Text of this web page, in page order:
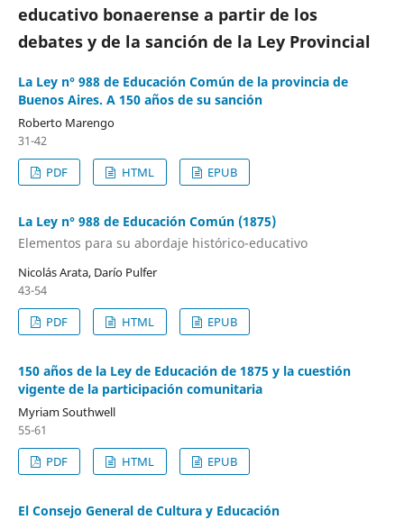
educativo bonaerense a partir de los
debates y de la sanción de la Ley Provincial
La Ley n° 988 de Educación Común de la provincia de
Buenos Aires. A 150 años de su sanción
Roberto Marengo
31-42
PDF
HTML EPUB
La Ley n° 988 de Educación Común (1875)
Elementos para su abordaje histórico-educativo
Nicolás Arata, Darío Pulfer
43-54
PDF
HTML EPUB
150 años de la Ley de Educación de 1875 y la cuestión
vigente de la participación comunitaria
Myriam Southwell
55-61
PDF
HTML EPUB
El Consejo General de Cultura y Educación